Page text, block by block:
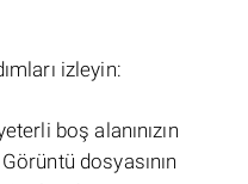
izleyin:
boş alanınızın
dosyasının